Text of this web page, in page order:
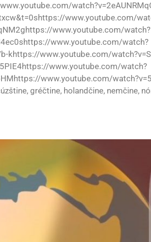
www.youtube.com/
www.youtube.com/watch?
www.youtube.com/watch?
khttps://www.youtube.com/
www.youtube.com/watch?
www.youtube.com/
gréčtine, holandčine, nemčine,